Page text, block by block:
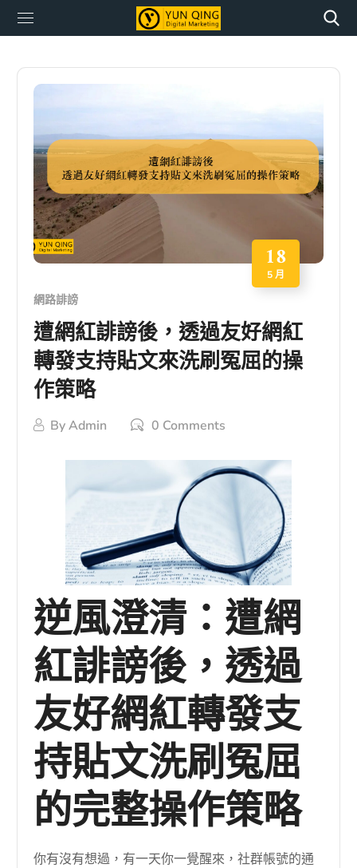
18
5 月
網路誹謗
遭網紅誹謗後，透過友好網紅
轉發支持貼文來洗刷冤屈的操
作策略
ByAdmin 0 Comments
逆風澄清：遭網
紅誹謗後，透過
友好網紅轉發支
持貼文洗刷冤屈
的完整操作策略
你有沒有想過，有一天你一覺醒來，社群帳號的通